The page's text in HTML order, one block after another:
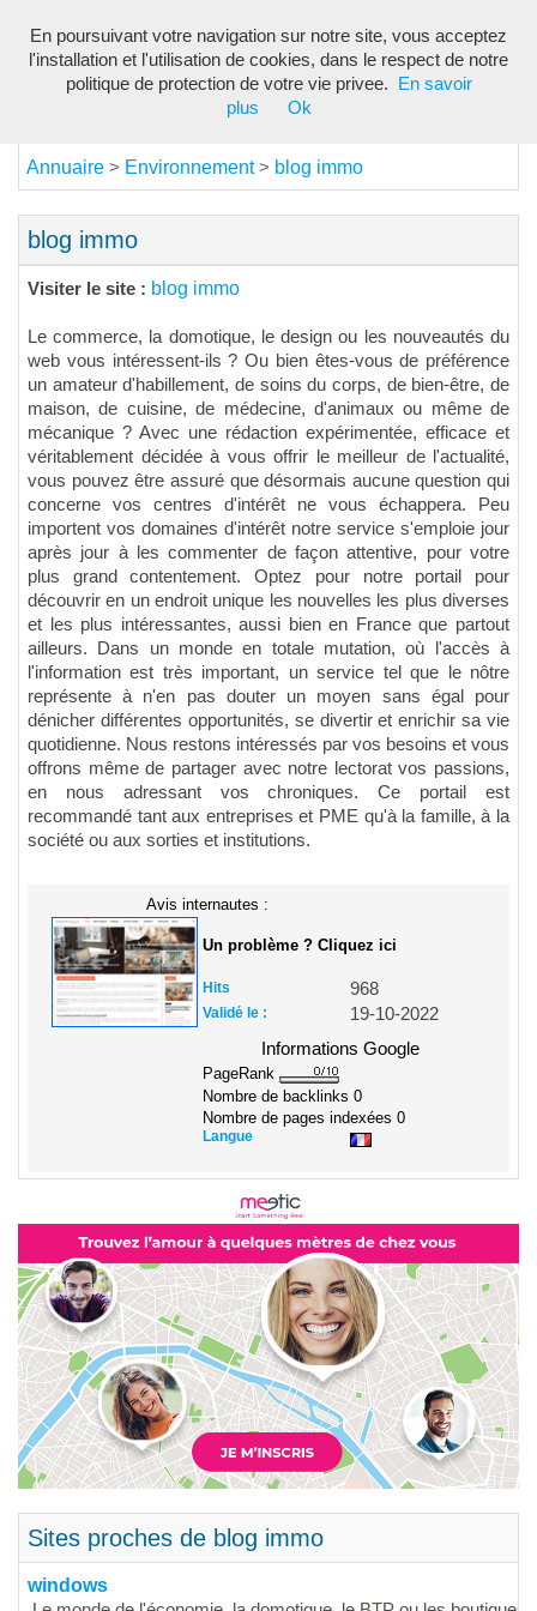
Annuaire > Environnement> blog immo
blog immo
Visiter le site : blog immo
Le commerce, la domotique, le design ou les nouveautés du
web vous intéressent-ils ? Ou bien êtes-vous de préférence
un amateur d'habillement, de soins du corps, de bien-être, de
maison, de cuisine, de médecine, d'animaux ou même de
mécanique ? Avec une rédaction expérimentée, efficace et
véritablement décidée à vous offrir le meilleur de l'actualité,
vous pouvez être assuré que désormais aucune question qui
concerne vos centres d'intérêt ne vous échappera. Peu
importent vos domaines d'intérêt notre service s'emploie jour
après jour à les commenter de façon attentive, pour votre
plus grand contentement. Optez pour notre portail pour
découvrir en un endroit unique les nouvelles les plus diverses
et les plus intéressantes, aussi bien en France que partout
ailleurs. Dans un monde en totale mutation, où l'accès à
l'information est très important, un service tel que le nôtre
représente à n'en pas douter un moyen sans égal pour
dénicher différentes opportunités, se divertir et enrichir sa vie
quotidienne. Nous restons intéressés par vos besoins et vous
offrons même de partager avec notre lectorat vos passions,
en nous adressant vos chroniques. Ce portail est
recommandé tant aux entreprises et PME qu'à la famille, à la
société ou aux sorties et institutions.
Avis internautes :
Un problème ? Cliquez ici
Hits 968
Validé le :
19-10-2022
Informations Google
PageRank
Nombre de backlinks 0
Nombre de pages indexées 0
Langue
Sites proches de blog immo
windows
En poursuivant votre navigation sur notre site, vous acceptez
l'installation et l'utilisation de cookies, dans le respect de notre
politique de protection de votre vie privee.
En savoir
plus
Ok